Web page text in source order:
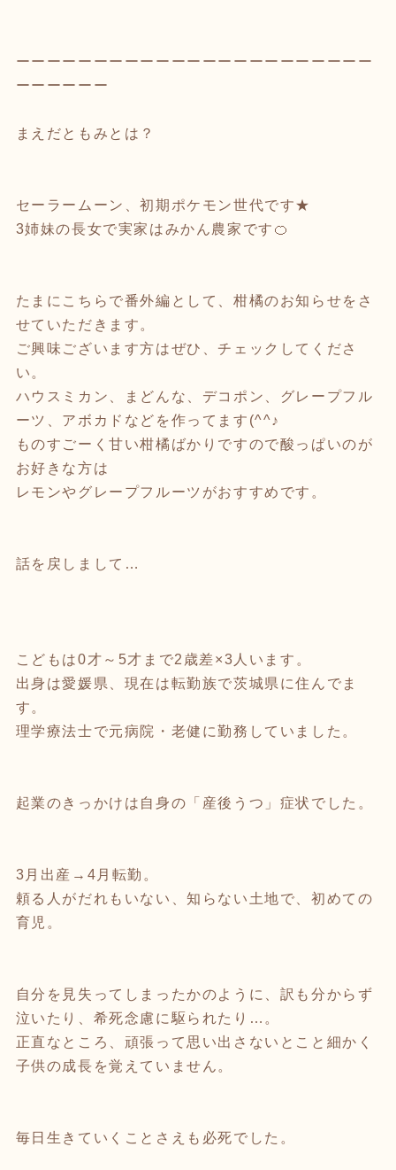
ーーーーーーーーーーーーーーーーーーーーーーー
ーーーーーー
まえだともみとは？
セーラームーン、初期ポケモン世代です★
3姉妹の長女で実家はみかん農家です🍊
たまにこちらで番外編として、柑橘のお知らせをさ
せていただきます。
ご興味ございます方はぜひ、チェックしてくださ
い。
ハウスミカン、まどんな、デコポン、グレープフル
ーツ、アボカドなどを作ってます(^^♪
ものすごーく甘い柑橘ばかりですので酸っぱいのが
お好きな方は
レモンやグレープフルーツがおすすめです。
話を戻しまして…
こどもは0才～5才まで2歳差×3人います。
出身は愛媛県、現在は転勤族で茨城県に住んでま
す。
理学療法士で元病院・老健に勤務していました。
起業のきっかけは自身の「産後うつ」症状でした。
3月出産→4月転勤。
頼る人がだれもいない、知らない土地で、初めての
育児。
自分を見失ってしまったかのように、訳も分からず
泣いたり、希死念慮に駆られたり…。
正直なところ、頑張って思い出さないとこと細かく
子供の成長を覚えていません。
毎日生きていくことさえも必死でした。